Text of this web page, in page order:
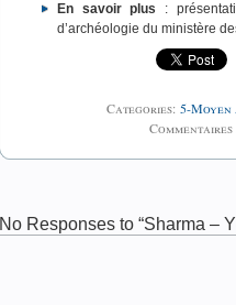
En savoir plus
:
d’archéologie du ministère
Categories: 5-Moyen
Commentaires
No Responses to “Sharma –